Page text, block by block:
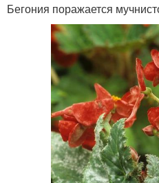
Бегония поражается